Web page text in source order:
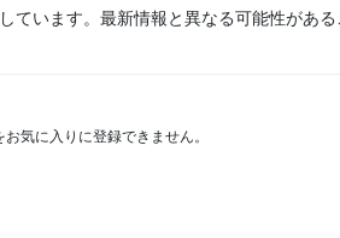
ています。最新情報と異なる可能性があ
気に入りに登録できません。